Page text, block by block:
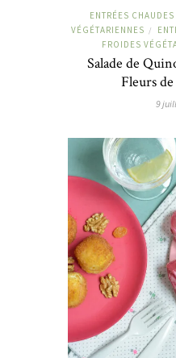
ENTRÉES CHAUDES
VÉGÉTARIENNES /
FROIDES
Salade de
Fleurs
9